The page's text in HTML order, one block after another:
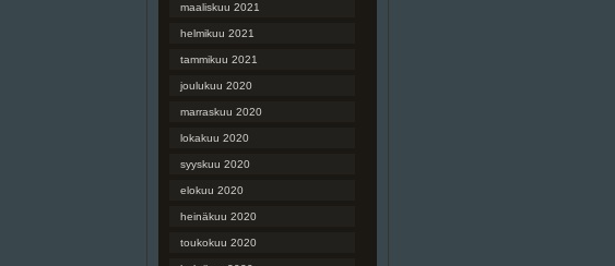
maaliskuu 2021
helmikuu 2021
tammikuu 2021
joulukuu 2020
marraskuu 2020
lokakuu 2020
syyskuu 2020
elokuu 2020
heinäkuu 2020
toukokuu 2020